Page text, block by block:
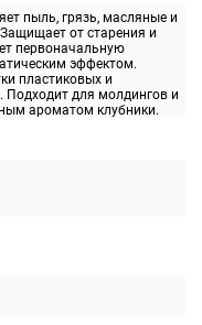
пыль, грязь, масляные и
от старения и
первоначальную
эффектом.
пластиковых и
Подходит для молдингов и
ароматом клубники.